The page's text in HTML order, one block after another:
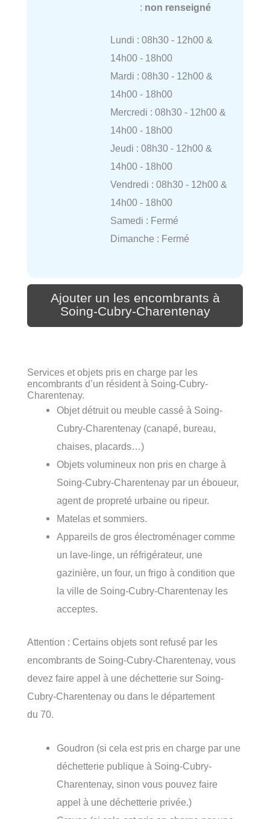
: non renseigné
Lundi : 08h30 - 12h00 &
14h00 - 18h00
Mardi : 08h30 - 12h00 &
14h00 - 18h00
Mercredi : 08h30 - 12h00 &
14h00 - 18h00
Jeudi : 08h30 - 12h00 &
14h00 - 18h00
Vendredi : 08h30 - 12h00 &
14h00 - 18h00
Samedi : Fermé
Dimanche : Fermé
Ajouter un les encombrants à
Soing-Cubry-Charentenay
Services et objets pris en charge par les
encombrants d’un résident à Soing-Cubry-
Charentenay.
Objet détruit ou meuble cassé à Soing-
Cubry-Charentenay (canapé, bureau,
chaises, placards…)
Objets volumineux non pris en charge à
Soing-Cubry-Charentenay par un éboueur,
agent de propreté urbaine ou ripeur.
Matelas et sommiers.
Appareils de gros électroménager comme
un lave-linge, un réfrigérateur, une
gazinière, un four, un frigo à condition que
la ville de Soing-Cubry-Charentenay les
acceptes.
Attention : Certains objets sont refusé par les
encombrants de Soing-Cubry-Charentenay, vous
devez faire appel à une déchetterie sur Soing-
Cubry-Charentenay ou dans le département
du 70.
Goudron (si cela est pris en charge par une
déchetterie publique à Soing-Cubry-
Charentenay, sinon vous pouvez faire
appel à une déchetterie privée.)